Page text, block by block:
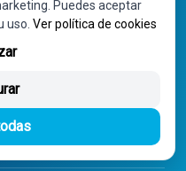
Puedes aceptar
uso. Ver política de cookies